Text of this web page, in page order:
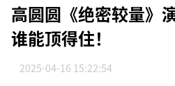
高圆圆《绝密较量》
谁能顶得住！
2025-04-16 15:22:54